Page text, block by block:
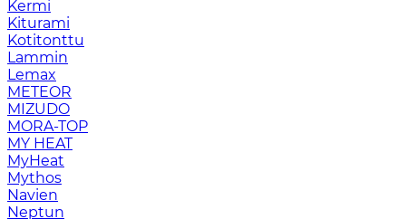
Kermi
Kiturami
Kotitonttu
Lammin
Lemax
METEOR
MIZUDO
MORA-TOP
MY HEAT
MyHeat
Mythos
Navien
Neptun